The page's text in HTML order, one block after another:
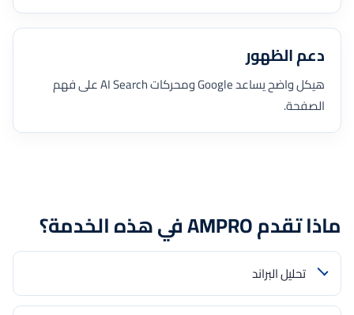
دعم الظهور
هيكل واضح يساعد Google ومحركات AI Search على فهم
الصفحة.
ماذا تقدم AMPRO في هذه الخدمة؟
تحليل البراند